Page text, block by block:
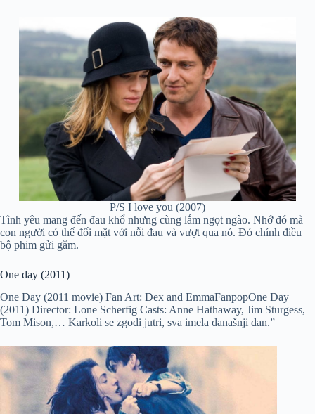
P/S I love you (2007)
Tình yêu mang đến đau khổ nhưng cùng lắm ngọt ngào. Nhớ đó mà
con người có thể đối mặt với nỗi đau và vượt qua nó. Đó chính điều
bộ phim gửi gắm.
One day (2011)
One Day (2011 movie) Fan Art: Dex and EmmaFanpopOne Day
(2011) Director: Lone Scherfig Casts: Anne Hathaway, Jim Sturgess,
Tom Mison,… Karkoli se zgodi jutri, sva imela današnji dan.”